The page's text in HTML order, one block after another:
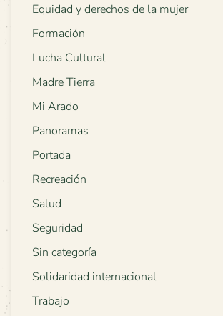
Equidad y derechos de la mujer
Formación
Lucha Cultural
Madre Tierra
Mi Arado
Panoramas
Portada
Recreación
Salud
Seguridad
Sin categoría
Solidaridad internacional
Trabajo